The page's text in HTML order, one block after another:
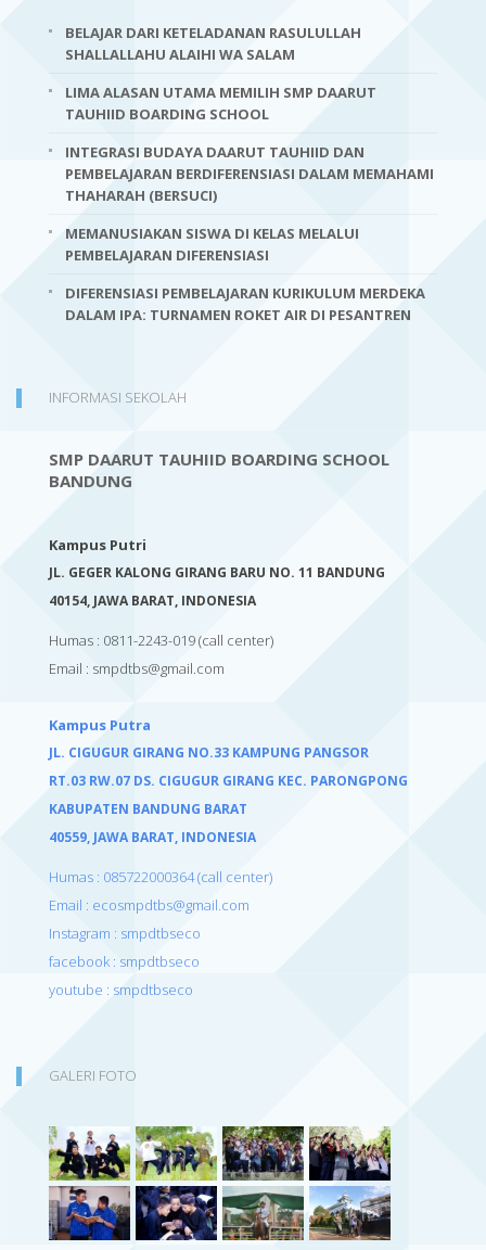
BELAJAR DARI KETELADANAN RASULULLAH
SHALLALLAHU ALAIHI WA SALAM
LIMA ALASAN UTAMA MEMILIH SMP DAARUT
TAUHIID BOARDING SCHOOL
INTEGRASI BUDAYA DAARUT TAUHIID DAN
PEMBELAJARAN BERDIFERENSIASI DALAM MEMAHAMI
THAHARAH (BERSUCI)
MEMANUSIAKAN SISWA DI KELAS MELALUI
PEMBELAJARAN DIFERENSIASI
DIFERENSIASI PEMBELAJARAN KURIKULUM MERDEKA
DALAM IPA: TURNAMEN ROKET AIR DI PESANTREN
INFORMASI SEKOLAH
SMP DAARUT TAUHIID BOARDING SCHOOL
BANDUNG
Kampus Putri
JL. GEGER KALONG GIRANG BARU NO. 11 BANDUNG
40154, JAWA BARAT, INDONESIA
Humas : 0811-2243-019(call center)
Email : smpdtbs@gmail.com
Kampus Putra
JL. CIGUGUR GIRANG NO.33 KAMPUNG PANGSOR
RT.03 RW.07 DS. CIGUGUR GIRANG KEC. PARONGPONG
KABUPATEN BANDUNG BARAT
40559, JAWA BARAT, INDONESIA
Humas : 085722000364 (call center)
Email : ecosmpdtbs@gmail.com
Instagram : smpdtbseco
facebook : smpdtbseco
youtube : smpdtbseco
GALERI FOTO